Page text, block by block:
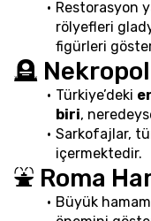
Restorasyon
rölyefleri
figürleri
🪦 Nekropol
Türkiye’deki
biri,
Sarkofajlar,
içermektedir.
⛲ Roma
Büyük